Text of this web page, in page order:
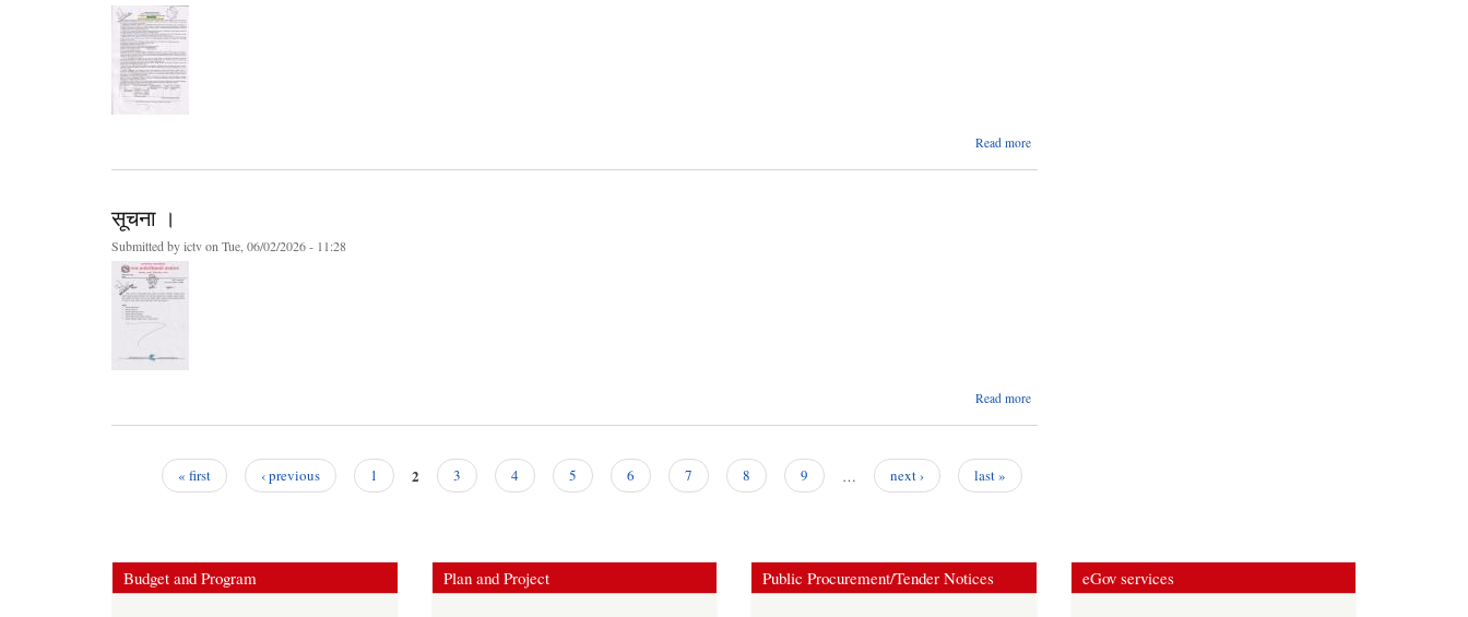
Read more
सूचना ।
Submitted byictvon Tue, 06/02/2026 - 11:28
Read moreabout
« first ‹ previous 1 2 3 4 5 6 7 8 9 … next › last »
Budget and Program Plan and Project Public Procurement/Tender Notices eGov services